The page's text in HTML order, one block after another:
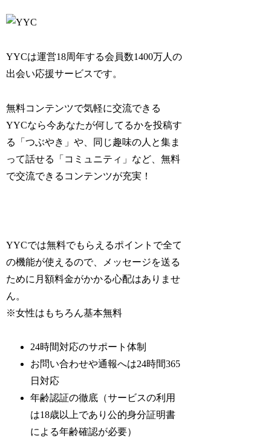
YYCは運営18周年する会員数1400万人の
出会い応援サービスです。
無料コンテンツで気軽に交流できる
YYCなら今あなたが何してるかを投稿す
る「つぶやき」や、同じ趣味の人と集ま
って話せる「コミュニティ」など、無料
で交流できるコンテンツが充実！
YYCでは無料でもらえるポイントで全て
の機能が使えるので、メッセージを送る
ために月額料金がかかる心配はありませ
ん。
※女性はもちろん基本無料
24時間対応のサポート体制
お問い合わせや通報へは24時間365
日対応
年齢認証の徹底（サービスの利用
は18歳以上であり公的身分証明書
による年齢確認が必要）